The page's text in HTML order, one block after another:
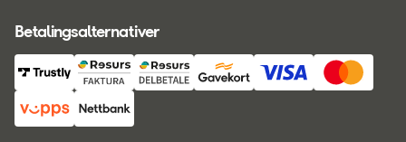
Betalingsalternativer